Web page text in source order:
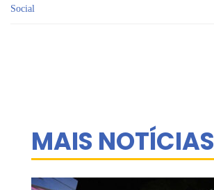
Social
MAIS NOTÍCIAS